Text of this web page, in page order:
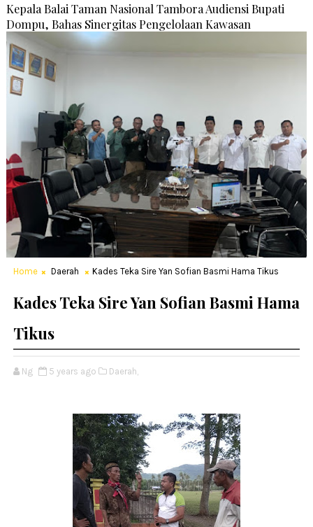
Kepala Balai Taman Nasional Tambora Audiensi Bupati
Dompu, Bahas Sinergitas Pengelolaan Kawasan
Home Daerah Kades Teka Sire Yan Sofian Basmi Hama Tikus
Kades Teka Sire Yan Sofian Basmi Hama
Tikus
Ng 5 years ago Daerah,